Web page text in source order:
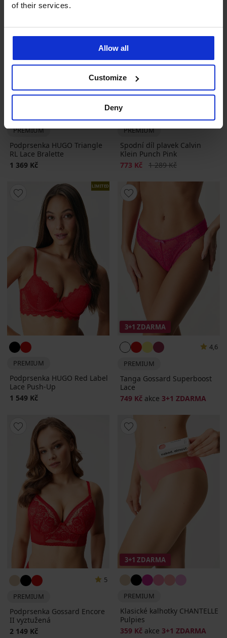
of their services.
Allow all
Customize
Deny
PREMIUM
Podprsenka HUGO Triangle
RL Lace Bralette
1 369 Kč
Výprodej -40%
PREMIUM
Spodní díl plavek Calvin
Klein Punch Pink
Sleva
773 Kč Původní cena
1 289 Kč
LIMITED
PREMIUM
Podprsenka HUGO Red Label
Lace Push-Up
1 549 Kč
3+1 ZDARMA
4,6
PREMIUM
Tanga Gossard Superboost
Lace
749 Kč akce 3+1 ZDARMA
5
PREMIUM
Podprsenka Gossard Encore
II vyztužená
2 149 Kč
3+1 ZDARMA
PREMIUM
Klasické kalhotky CHANTELLE
Pulpies
359 Kč akce 3+1 ZDARMA